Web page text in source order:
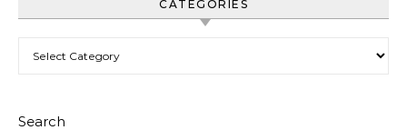
CATEGORIES
Search